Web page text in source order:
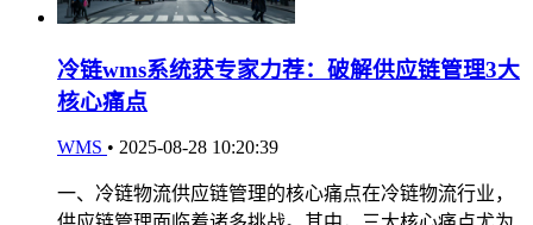
冷链wms系统获专家力荐：破解供应链管理3大
核心痛点
WMS • 2025-08-28 10:20:39
一、冷链物流供应链管理的核心痛点在冷链物流行业，